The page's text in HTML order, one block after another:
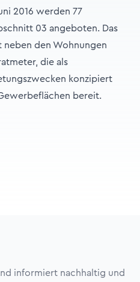
2016 werden 77
03 angeboten. Das
neben den Wohnungen
die als
konzipiert
bereit.
informiert nachhaltig und